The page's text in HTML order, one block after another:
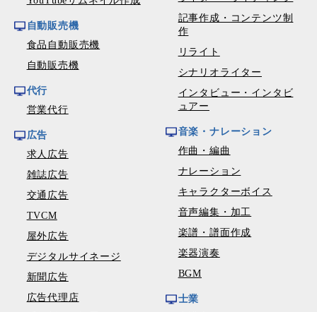
自動販売機
食品自動販売機
自動販売機
代行
営業代行
広告
求人広告
雑誌広告
交通広告
TVCM
屋外広告
デジタルサイネージ
新聞広告
広告代理店
記事作成・コンテンツ制
作
リライト
シナリオライター
インタビュー・インタビ
ュアー
音楽・ナレーション
作曲・編曲
ナレーション
キャラクターボイス
音声編集・加工
楽譜・譜面作成
楽器演奏
BGM
士業